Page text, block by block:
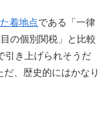
着地点である「一律
の個別関税」と比較
引き上げられそうだ
、歴史的にはかなり